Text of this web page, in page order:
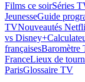
Films ce soirSéries
JeunesseGuide
TVNouveautés
vs Disney+
françaisesBaromètre
FranceLieux de
ParisGlossaire TV